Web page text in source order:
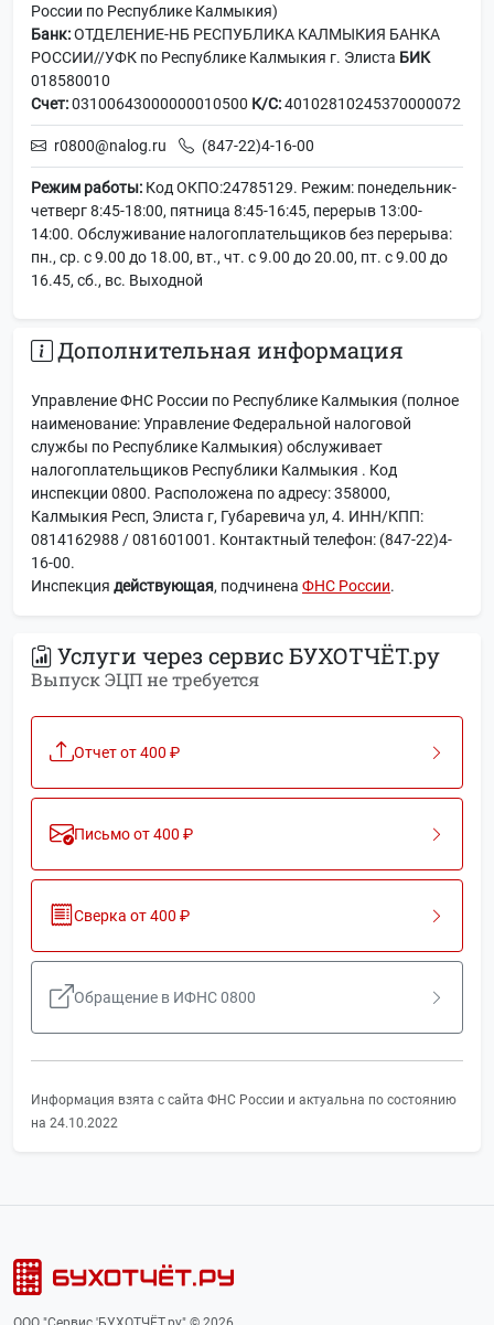
России по Республике Калмыкия)
Банк:ОТДЕЛЕНИЕ-НБ РЕСПУБЛИКА КАЛМЫКИЯ БАНКА
РОССИИ//УФК по Республике Калмыкия г. Элиста БИК
018580010
Счет:03100643000000010500 К/С:40102810245370000072
r0800@nalog.ru (847-22)4-16-00
Режим работы: Код ОКПО:24785129. Режим: понедельник-
четверг 8:45-18:00, пятница 8:45-16:45, перерыв 13:00-
14:00. Обслуживание налогоплательщиков без перерыва:
пн., ср. с 9.00 до 18.00, вт., чт. с 9.00 до 20.00, пт. с 9.00 до
16.45, сб., вс. Выходной
Дополнительная информация
Управление ФНС России по Республике Калмыкия (полное
наименование: Управление Федеральной налоговой
службы по Республике Калмыкия) обслуживает
налогоплательщиков Республики Калмыкия . Код
инспекции 0800. Расположена по адресу: 358000,
Калмыкия Респ, Элиста г, Губаревича ул, 4. ИНН/КПП:
0814162988 / 081601001. Контактный телефон: (847-22)4-
16-00.
Инспекция действующая, подчинена ФНС России.
Услуги через сервис БУХОТЧЁТ.ру
Выпуск ЭЦП не требуется
Отчет от 400 ₽
Письмо от 400 ₽
Сверка от 400 ₽
Обращение в ИФНС 0800
Информация взята с сайта ФНС России и актуальна по состоянию
на 24.10.2022